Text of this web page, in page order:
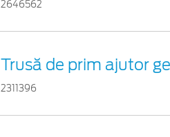
2646562
Trusă de prim ajutor
2311396